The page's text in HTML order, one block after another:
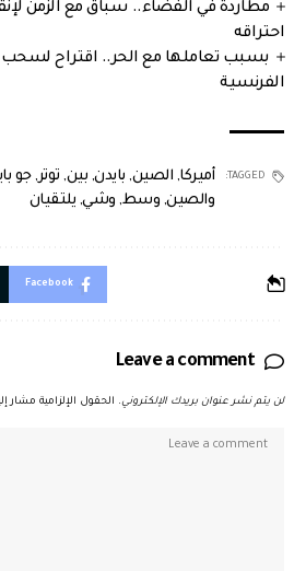
مطاردة في الفضاء.. سباق مع الزمن
احتراقه
بسبب تعاملها مع الحر.. اقتراح لسحب
الفرنسية
TAGGED: أميركا, الصين, بايدن, بين, توتر ,جو
والصين, وسط, وشي, يلتقيان
Facebook
Leave a comment
لن يتم نشر عنوان بريدك الإلكتروني. الحقول الإلزامية مشار